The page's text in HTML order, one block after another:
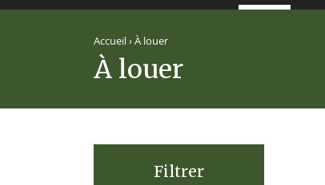
Accueil›À louer
À louer
Filtrer